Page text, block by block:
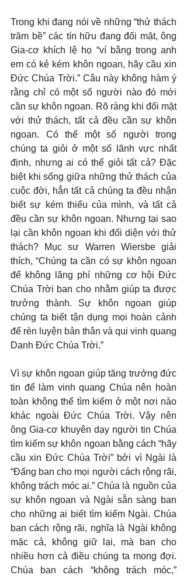
Trong khi đang nói về những “thử thách
trăm bề” các tín hữu đang đối mặt, ông
Gia-cơ khích lệ họ “ví bằng trong anh
em có kẻ kém khôn ngoan, hãy cầu xin
Đức Chúa Trời.” Câu này không hàm ý
rằng chỉ có một số người nào đó mới
cần sự khôn ngoan. Rõ ràng khi đối mặt
với thử thách, tất cả đều cần sự khôn
ngoan. Có thể một số người trong
chúng ta giỏi ở một số lãnh vực nhất
định, nhưng ai có thể giỏi tất cả? Đặc
biệt khi sống giữa những thử thách của
cuộc đời, hẳn tất cả chúng ta đều nhận
biết sự kém thiếu của mình, và tất cả
đều cần sự khôn ngoan. Nhưng tại sao
lại cần khôn ngoan khi đối diện với thử
thách? Mục sư Warren Wiersbe giải
thích, “Chúng ta cần có sự khôn ngoan
để không lãng phí những cơ hội Đức
Chúa Trời ban cho nhằm giúp ta được
trưởng thành. Sự khôn ngoan giúp
chúng ta biết tận dụng mọi hoàn cảnh
để rèn luyện bản thân và qui vinh quang
Danh Đức Chúa Trời.”
Vì sự khôn ngoan giúp tăng trưởng đức
tin để làm vinh quang Chúa nên hoàn
toàn không thể tìm kiếm ở một nơi nào
khác ngoài Đức Chúa Trời. Vậy nên
ông Gia-cơ khuyên dạy người tin Chúa
tìm kiếm sự khôn ngoan bằng cách “hãy
cầu xin Đức Chúa Trời” bởi vì Ngài là
“Đấng ban cho mọi người cách rộng rãi,
không trách móc ai.” Chúa là nguồn của
sự khôn ngoan và Ngài sẵn sàng ban
cho những ai biết tìm kiếm Ngài. Chúa
ban cách rộng rãi, nghĩa là Ngài không
mặc cả, không giữ lại, mà ban cho
nhiều hơn cả điều chúng ta mong đợi.
Chúa ban cách “không trách móc,”